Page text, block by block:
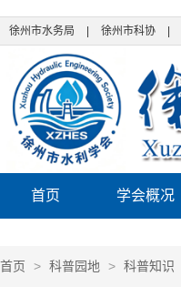
徐州市水务局 徐州市科协
首页 学会概况
首页 > 科普园地 > 科普知识